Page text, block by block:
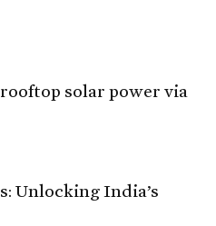
solar power via
Unlocking India’s